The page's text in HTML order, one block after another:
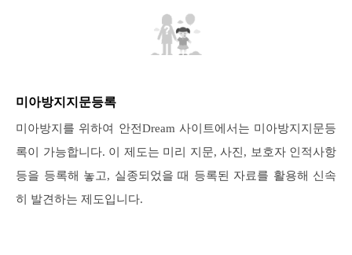
미아방지지문등록
미아방지를 위하여 안전Dream 사이트에서는 미아방지지문등
록이 가능합니다. 이 제도는 미리 지문, 사진, 보호자 인적사항
등을 등록해 놓고, 실종되었을 때 등록된 자료를 활용해 신속
히 발견하는 제도입니다.